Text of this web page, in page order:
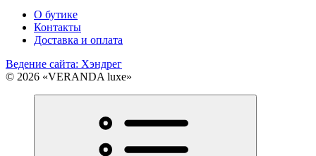
О бутике
Контакты
Доставка и оплата
Ведение сайта: Хэндрег
© 2026 «VERANDA luxe»